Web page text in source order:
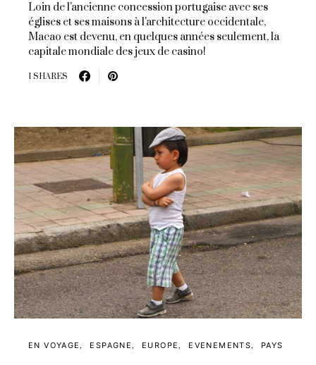
Loin de l'ancienne concession portugaise avec ses
églises et ses maisons à l'architecture occidentale,
Macao est devenu, en quelques années seulement, la
capitale mondiale des jeux de casino!
1 SHARES
EN VOYAGE ESPAGNE EUROPE EVENEMENTS PAYS